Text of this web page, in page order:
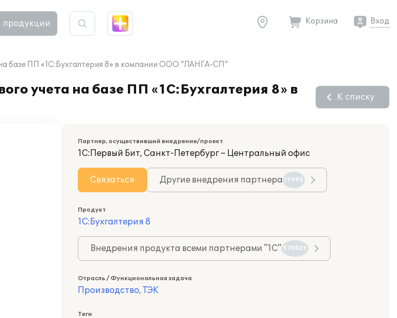
продукции Корзина Вход
на базе ПП «1C:Бухгалтерия 8» в компании ООО "ЛАНГА-СП"
учета на базе ПП «1C:Бухгалтерия 8» в
К списку
Партнер, осуществивший внедрение/проект
1С:Первый Бит, Санкт-Петербург – Центральный офис
Связаться Другие внедрения партнера 13992
Продукт
1С:Бухгалтерия 8
Внедрения продукта всеми партнерами "1С" 575825
Отрасль / Функциональная задача
Производство, ТЭК
Теги